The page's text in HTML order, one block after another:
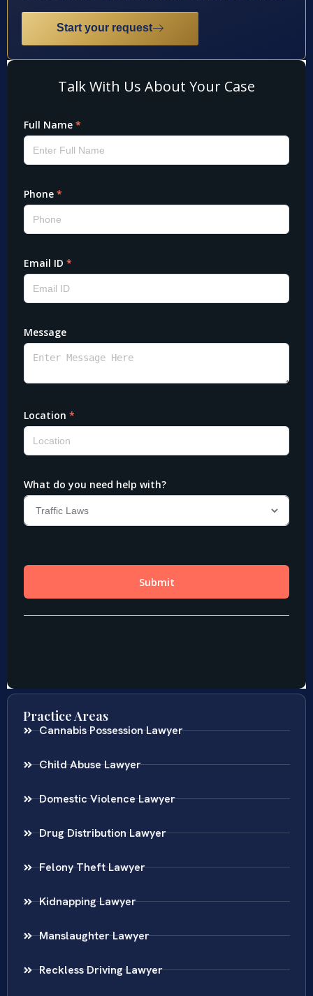
Start your request
Practice Areas
Cannabis Possession Lawyer
Child Abuse Lawyer
Domestic Violence Lawyer
Drug Distribution Lawyer
Felony Theft Lawyer
Kidnapping Lawyer
Manslaughter Lawyer
Reckless Driving Lawyer